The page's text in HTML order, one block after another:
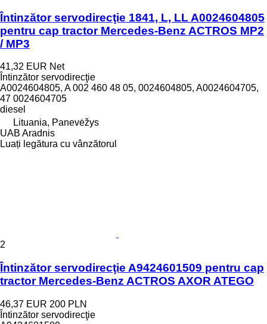
Întinzător servodirecţie 1841, L, LL A0024604805
pentru cap tractor Mercedes-Benz ACTROS MP2
/ MP3
41,32 EUR Net
Întinzător servodirecţie
A0024604805, A 002 460 48 05, 0024604805, A0024604705,
47 0024604705
diesel
Lituania, Panevėžys
UAB Aradnis
Luați legătura cu vânzătorul
2
Întinzător servodirecţie A9424601509 pentru cap
tractor Mercedes-Benz ACTROS AXOR ATEGO
46,37 EUR 200 PLN
Întinzător servodirecţie